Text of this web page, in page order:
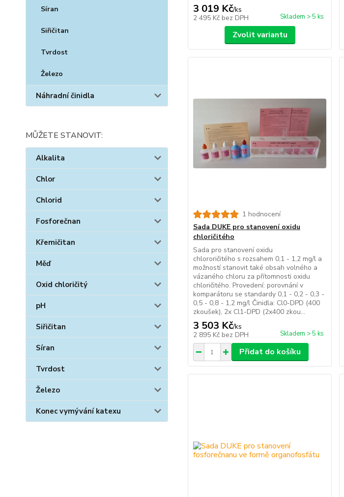
Síran
Siřičitan
Tvrdost
Železo
Náhradní činidla
MŮŽETE STANOVIT:
Alkalita
Chlor
Chlorid
Fosforečnan
Křemičitan
Měď
Oxid chloričitý
pH
Siřičitan
Síran
Tvrdost
Železo
Konec vymývání katexu
3 019 Kč/ks
2 495 Kč bez DPH Skladem > 5 ks
Zvolit variantu
1 hodnocení
Sada DUKE pro stanovení oxidu
chloričitého
Sada pro stanovení oxidu
chlororičitého s rozsahem 0,1 - 1,2 mg/l a
možností stanovit také obsah volného a
vázaného chloru za přítomnosti oxidu
chloričitého. Provedení: porovnání v
komparátoru se standardy 0,1 - 0,2 - 0,3 -
0,5 - 0,8 - 1,2 mg/l Činidla: Cl0-DPD (400
zkoušek), 2x Cl1-DPD (2x400 zkou...
3 503 Kč/ks
2 895 Kč bez DPH Skladem > 5 ks
Přidat do košíku